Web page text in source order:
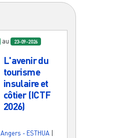
au 23-09-2026
L'avenir du
tourisme
insulaire et
côtier (ICTF
2026)
Angers - ESTHUA